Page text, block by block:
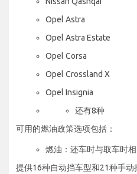
Opel Astra
Opel Astra Estate
Opel Corsa
Opel Crossland X
Opel Insignia
还有8种
可用的燃油政策选项包括：
燃油：还车时与取车时
提供16种自动挡车型和21种手